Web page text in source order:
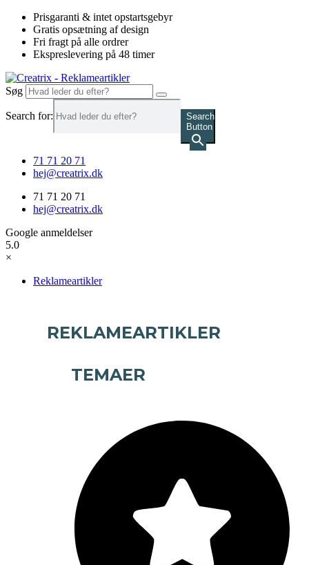
Videre
indhold
Prisgaranti & intet opstartsgebyr
Gratis opsætning af design
Fri fragt på alle ordrer
Ekspreslevering på 48 timer
Søg
Search for:
Search
Button
71 71 20 71
hej@creatrix.dk
71 71 20 71
hej@creatrix.dk
Google anmeldelser
5.0
×
Reklameartikler
REKLAMEARTIKLER
TEMAER